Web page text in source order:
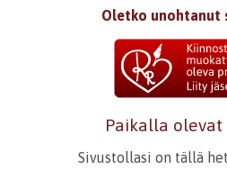
Oletko unohtanut
Paikalla
Sivustollasi on tällä